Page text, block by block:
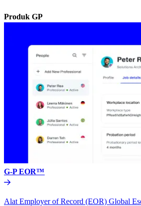
Produk GP​​
G-P EOR™​​
Alat Employer of Record (EOR) Global